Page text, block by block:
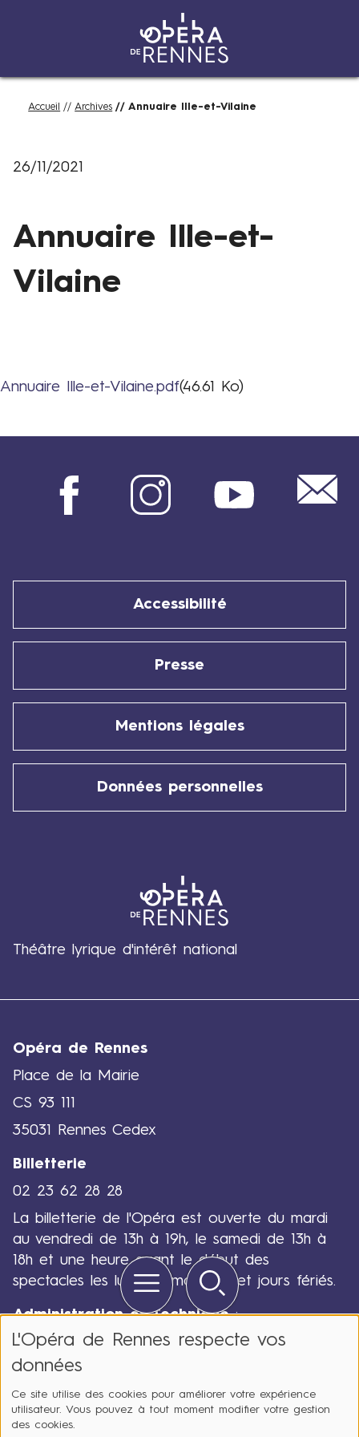
principal
FilAccueil Archives Annuaire Ille-et-Vilaine
26/11/2021
Annuaire Ille-et-
Vilaine
Fichier
Annuaire Ille-et-Vilaine.pdf(46.61 Ko)
Accessibilité
Presse
Mentions légales
Données personnelles
Théâtre lyrique d'intérêt national
Opéra de Rennes
Place de la Mairie
CS 93 111
35031 Rennes Cedex
Billetterie
02 23 62 28 28
La billetterie de l'Opéra est ouverte du mardi
au vendredi de 13h à 19h, le samedi de 13h à
18h et une heure avant le début des
spectacles les lundis, dimanches et jours fériés.
Administration et Technique:
02 23 62 28 00
Quick
links
Menu Rechercher
L'Opéra de Rennes respecte vos
données
Ce site utilise des cookies pour améliorer votre expérience
utilisateur. Vous pouvez à tout moment modifier votre gestion
des cookies.